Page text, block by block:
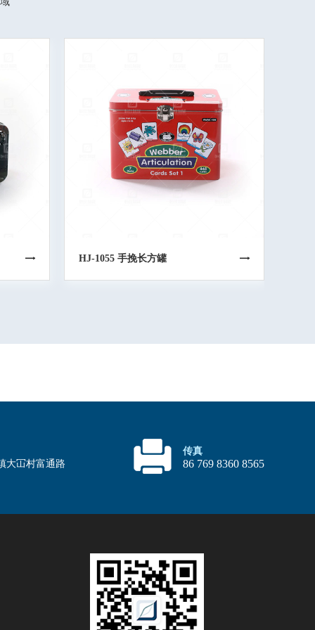
HJ-1055 手挽长方罐
大冚村富通路
传真
86 769 8360 8565